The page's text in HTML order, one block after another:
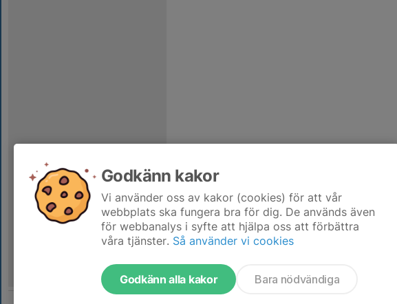
Godkänn kakor
Vi använder oss av kakor (cookies) för att vår
webbplats ska fungera bra för dig. De används även
för webbanalys i syfte att hjälpa oss att förbättra
våra tjänster. Så använder vi cookies
Godkänn alla kakor Bara nödvändiga